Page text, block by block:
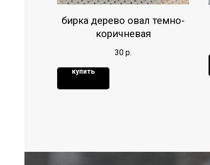
бирка дерево овал темно-
коричневая
30 р.
купить